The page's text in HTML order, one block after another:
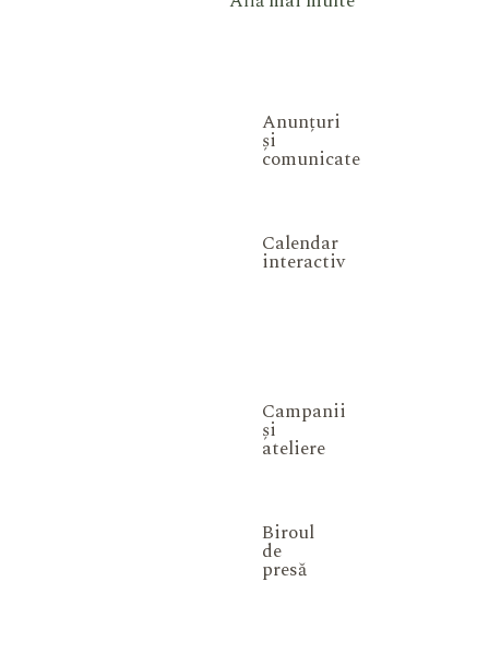
Anunțuri
și
comunicate
Calendar
interactiv
Campanii
și
ateliere
Biroul
de
presă